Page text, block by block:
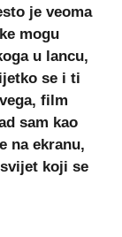
je veoma
mogu
u lancu,
se i ti
film
sam kao
na ekranu,
koji se